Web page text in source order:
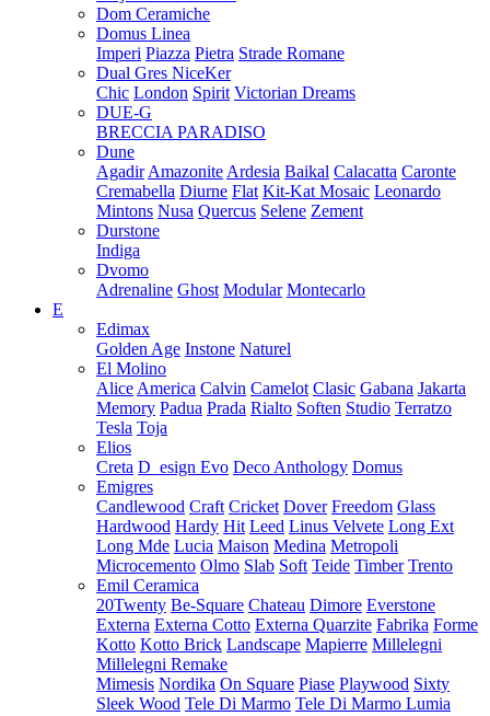
Dom Ceramiche
Domus Linea
Imperi Piazza Pietra Strade Romane
Dual Gres NiceKer
Chic London Spirit Victorian Dreams
DUE-G
BRECCIA PARADISO
Dune
Agadir Amazonite Ardesia Baikal Calacatta Caronte
Cremabella Diurne Flat Kit-Kat Mosaic Leonardo
Mintons Nusa Quercus Selene Zement
Durstone
Indiga
Dvomo
Adrenaline Ghost Modular Montecarlo
E
Edimax
Golden Age Instone Naturel
El Molino
Alice America Calvin Camelot Clasic Gabana Jakarta
Memory Padua Prada Rialto Soften Studio Terratzo
Tesla Toja
Elios
Creta D_esign Evo Deco Anthology Domus
Emigres
Candlewood Craft Cricket Dover Freedom Glass
Hardwood Hardy Hit Leed Linus Velvete Long Ext
Long Mde Lucia Maison Medina Metropoli
Microcemento Olmo Slab Soft Teide Timber Trento
Emil Ceramica
20Twenty Be-Square Chateau Dimore Everstone
Externa Externa Cotto Externa Quarzite Fabrika Forme
Kotto Kotto Brick Landscape Mapierre Millelegni
Millelegni Remake
Mimesis Nordika On Square Piase Playwood Sixty
Sleek Wood Tele Di Marmo Tele Di Marmo Lumia